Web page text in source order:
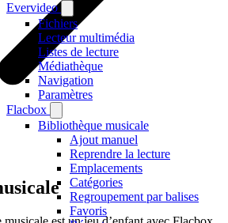
Evervideo
Fichiers
Lecteur multimédia
Listes de lecture
Médiathèque
Navigation
Paramètres
Flacbox
Bibliothèque musicale
Ajout manuel
Reprendre la lecture
Emplacements
Catégories
Regroupement par balises
Favoris